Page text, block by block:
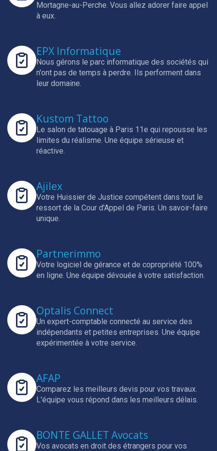
Mortagne-au-Perche. Vous allez adorer faire appel
à eux.
EPX Informatique
Nous gérons le parc informatique des sociétés qui
n'ont pas de temps à perdre. Ils performent dans
leur domaine.
Kustom Tattoo
Le salon de tatouage à Paris 11e qui repousse les
limites du réalisme. Une équipe sérieuse et
réactive.
Ajilex
Votre Huissier de Justice compétent dans tout le
ressort de la Cour d'Appel de Paris. Un savoir-faire
unique.
Partnerimmo
Votre logiciel de gérance et de copropriété 100%
en ligne. Une équipe dévouée à votre satisfaction.
Optalis Connect
Un expert-comptable connecté au service des
indépendants et petites entreprises. Une équipe
expérimentée à votre service.
AFAP
Comparez les meilleurs devis pour vos travaux.
L'équipe vous répond dans les meilleurs délais.
BONTE GALLET Avocats
Vos avocats en droit des étrangers pour vos